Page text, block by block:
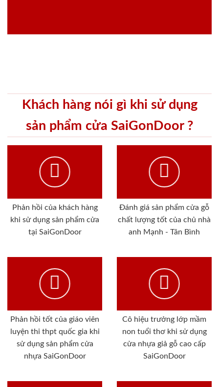
Khách hàng nói gì khi sử dụng
sản phẩm cửa SaiGonDoor ?
Phản hồi của khách hàng
khi sử dụng sản phẩm cửa
tại SaiGonDoor
Đánh giá sản phẩm cửa gỗ
chất lượng tốt của chủ nhà
anh Mạnh - Tân Bình
Phản hồi tốt của giáo viên
luyện thi thpt quốc gia khi
sử dụng sản phẩm cửa
nhựa SaiGonDoor
Cô hiệu trưởng lớp mầm
non tuổi thơ khi sử dụng
cửa nhựa giả gỗ cao cấp
SaiGonDoor